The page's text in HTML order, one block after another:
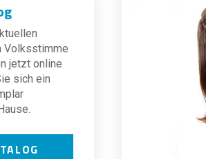
Volksstimme
jetzt online
sich ein